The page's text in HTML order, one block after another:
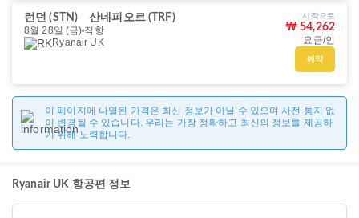
런던 (STN)
산네피오르 (TRF)
8월 28일 (금) 직항
Ryanair UK
시작으로
₩ 54,262
요금/인
예약
이 페이지에 나열된 가격은 최신 정보가 아닐 수 있으며 사전 통지 없
이 변경될 수 있습니다. 우리는 가장 정확하고 최신의 정보를 제공하
기 위해 노력합니다.
Ryanair UK 항공편 정보